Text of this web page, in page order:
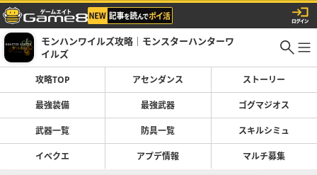
モンハンワイルズ攻略｜モンスターハンターワ
イルズ
攻略TOP アセンダンス ストーリー
最強装備 最強武器 ゴグマジオス
武器一覧 防具一覧 スキルシミュ
イベクエ アプデ情報 マルチ募集